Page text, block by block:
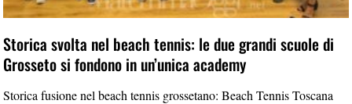
Storica svolta nel beach tennis: le due grandi scuole di
Grosseto si fondono in un’unica academy
Storica fusione nel beach tennis grossetano: Beach Tennis Toscana